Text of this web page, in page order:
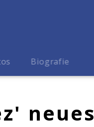
Biografie
neues